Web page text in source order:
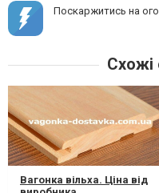
Поскаржитись на
Схожі
Вагонка вільха. Ціна від